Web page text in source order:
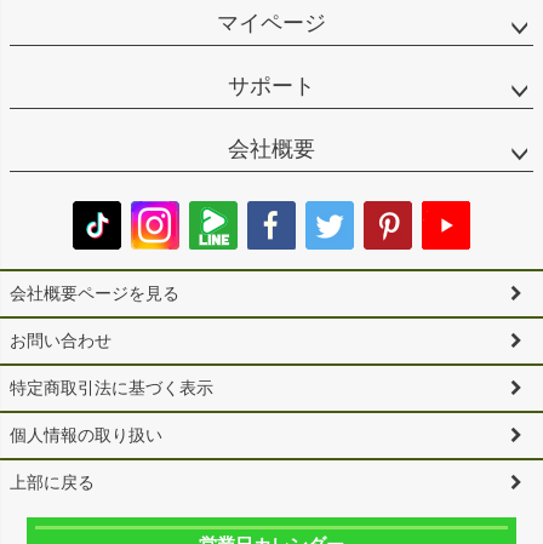
マイページ
サポート
会社概要
会社概要ページを見る
お問い合わせ
特定商取引法に基づく表示
個人情報の取り扱い
上部に戻る